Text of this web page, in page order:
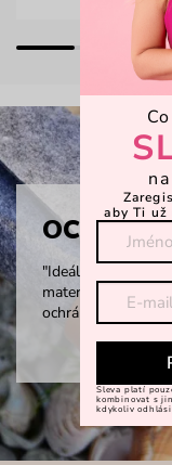
"Ideální ochranné
materiál, který v
ochrání na 100 %."
aby Ti
Sleva platí
kombinovat s
kdykoliv